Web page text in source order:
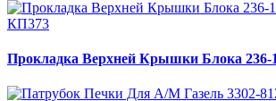
КП373
Прокладка Верхней Крышки Блока 236-